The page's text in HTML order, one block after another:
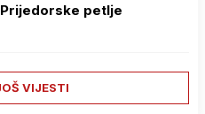
petlje
VIJESTI